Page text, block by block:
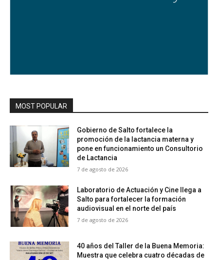
MOST POPULAR
Gobierno de Salto fortalece la
promoción de la lactancia materna y
pone en funcionamiento un Consultorio
de Lactancia
7 de agosto de 2026
Laboratorio de Actuación y Cine llega a
Salto para fortalecer la formación
audiovisual en el norte del país
7 de agosto de 2026
40 años del Taller de la Buena Memoria:
Muestra que celebra cuatro décadas de